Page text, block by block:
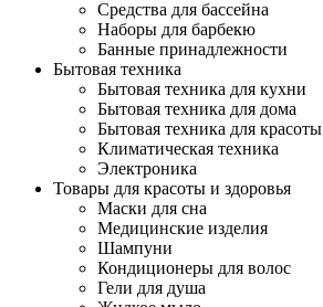
Средства для бассейна
Наборы для барбекю
Банные принадлежности
Бытовая техника
Бытовая техника для кухни
Бытовая техника для дома
Бытовая техника для красоты
Климатическая техника
Электроника
Товары для красоты и здоровья
Маски для сна
Медицинские изделия
Шампуни
Кондиционеры для волос
Гели для душа